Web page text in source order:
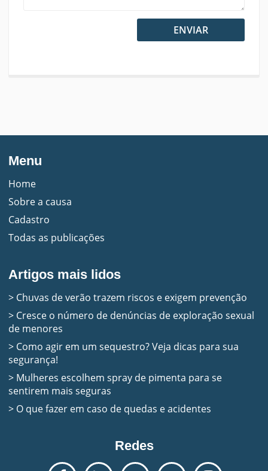
Menu
Home
Sobre a causa
Cadastro
Todas as publicações
Artigos mais lidos
> Chuvas de verão trazem riscos e exigem prevenção
> Cresce o número de denúncias de exploração sexual
de menores
> Como agir em um sequestro? Veja dicas para sua
segurança!
> Mulheres escolhem spray de pimenta para se
sentirem mais seguras
> O que fazer em caso de quedas e acidentes
Redes